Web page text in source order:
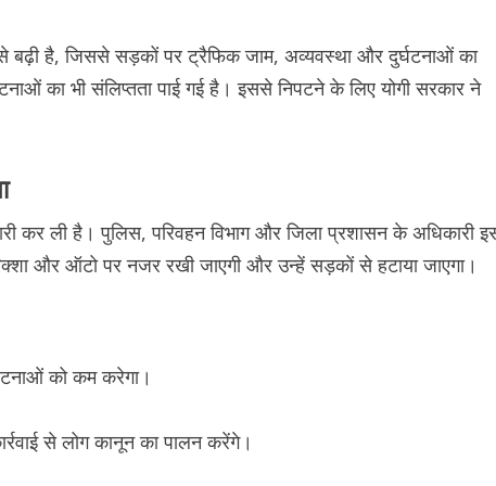
बढ़ी है, जिससे सड़कों पर ट्रैफिक जाम, अव्यवस्था और दुर्घटनाओं का
का भी संलिप्तता पाई गई है। इससे निपटने के लिए योगी सरकार ने
कर ली है। पुलिस, परिवहन विभाग और जिला प्रशासन के अधिकारी
और ऑटो पर नजर रखी जाएगी और उन्हें सड़कों से हटाया जाएगा।
को कम करेगा।
से लोग कानून का पालन करेंगे।